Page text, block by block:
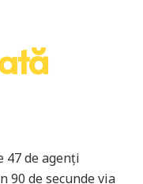
47 de agenți
90 de secunde via